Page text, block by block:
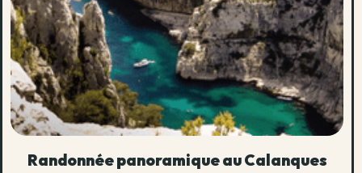
Randonnée panoramique au Calanques